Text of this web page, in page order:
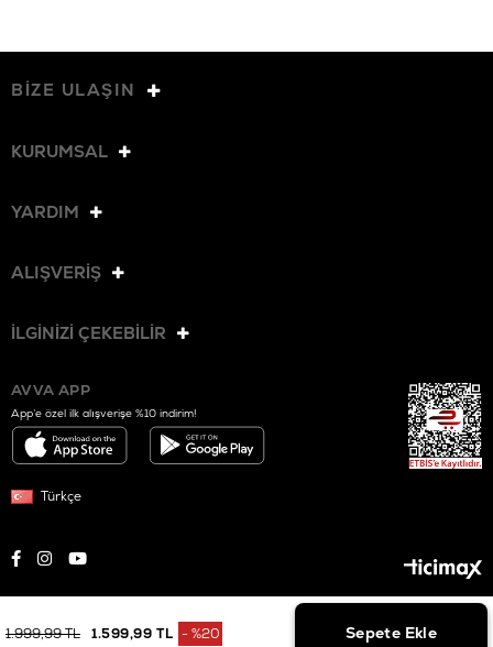
1.999,99 TL 1.599,99 TL %20
BİZE ULAŞIN
KURUMSAL
YARDIM
ALIŞVERİŞ
İLGİNİZİ ÇEKEBİLİR
AVVA APP
App’e özel ilk alışverişe %10 indirim!
Türkçe